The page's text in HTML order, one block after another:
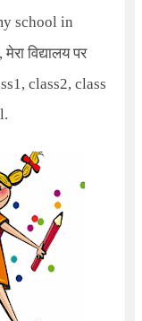
school in
मेरा विद्यालय पर
class2, class